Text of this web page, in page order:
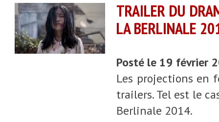
TRAILER DU
LA BERLINALE
Posté le 19 février
Les projections en
trailers. Tel est le
Berlinale 2014.